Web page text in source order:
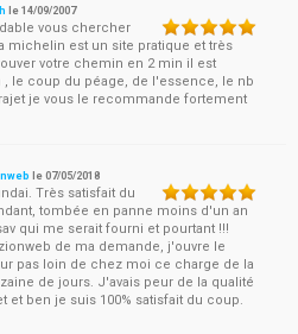
le14/09/2007
vous chercher
michelin est un site pratique et très
votre chemin en 2 min il est
le coup du péage, de l'essence, le nb
je vous le recommande fortement
le07/05/2018
Très satisfait du
tombée en panne moins d'un an
qui me serait fourni et pourtant !!!
de ma demande, j'ouvre le
pas loin de chez moi ce charge de la
de jours. J'avais peur de la qualité
et ben je suis 100% satisfait du coup.